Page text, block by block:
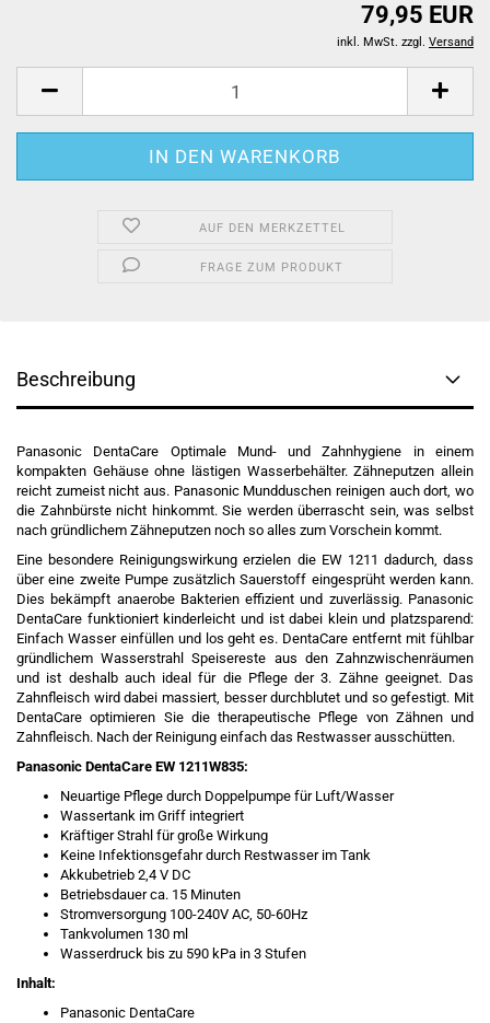
79,95 EUR
inkl. MwSt. zzgl. Versand
AUF DEN MERKZETTEL
FRAGE ZUM PRODUKT
Beschreibung
Panasonic DentaCare Optimale Mund- und Zahnhygiene in einem
kompakten Gehäuse ohne lästigen Wasserbehälter. Zähneputzen allein
reicht zumeist nicht aus. Panasonic Mundduschen reinigen auch dort, wo
die Zahnbürste nicht hinkommt. Sie werden überrascht sein, was selbst
nach gründlichem Zähneputzen noch so alles zum Vorschein kommt.
Eine besondere Reinigungswirkung erzielen die EW 1211 dadurch, dass
über eine zweite Pumpe zusätzlich Sauerstoff eingesprüht werden kann.
Dies bekämpft anaerobe Bakterien effizient und zuverlässig. Panasonic
DentaCare funktioniert kinderleicht und ist dabei klein und platzsparend:
Einfach Wasser einfüllen und los geht es. DentaCare entfernt mit fühlbar
gründlichem Wasserstrahl Speisereste aus den Zahnzwischenräumen
und ist deshalb auch ideal für die Pflege der 3. Zähne geeignet. Das
Zahnfleisch wird dabei massiert, besser durchblutet und so gefestigt. Mit
DentaCare optimieren Sie die therapeutische Pflege von Zähnen und
Zahnfleisch. Nach der Reinigung einfach das Restwasser ausschütten.
Panasonic DentaCare EW 1211W835:
Neuartige Pflege durch Doppelpumpe für Luft/Wasser
Wassertank im Griff integriert
Kräftiger Strahl für große Wirkung
Keine Infektionsgefahr durch Restwasser im Tank
Akkubetrieb 2,4 V DC
Betriebsdauer ca. 15 Minuten
Stromversorgung 100-240V AC, 50-60Hz
Tankvolumen 130 ml
Wasserdruck bis zu 590 kPa in 3 Stufen
Inhalt:
Panasonic DentaCare